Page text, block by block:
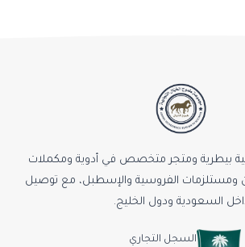
بيطرية ومتجر متخصص في أدوية ومكملات
ومستلزمات الفروسية والإسطبل، مع توصيل
السعودية ودول الخليج.
السجل التجاري